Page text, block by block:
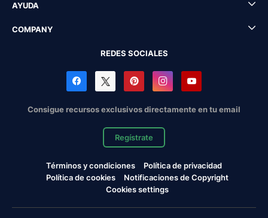
AYUDA
COMPANY
REDES SOCIALES
Consigue recursos exclusivos directamente en tu email
Regístrate
Términos y condiciones
Política de privacidad
Política de cookies
Notificaciones de Copyright
Cookies settings